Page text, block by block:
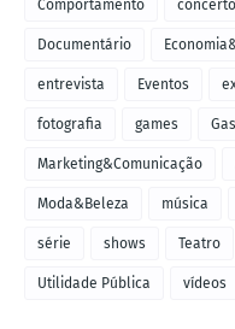
Comportamento concerto
Documentário
entrevista Eventos
fotografia games
Marketing&Comunicação
Moda&Beleza música
série shows Teatro
Utilidade Pública vídeos